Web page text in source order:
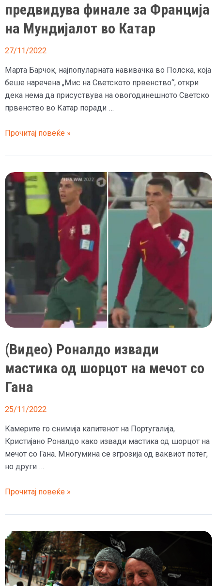
предвидува финале за Франција
на Мундијалот во Катар
27/11/2022
Марта Барчок, најпопуларната навивачка во Полска, која
беше наречена „Мис на Светското првенство“, откри
дека нема да присуствува на овогодинешното Светско
првенство во Катар поради …
Популарна
навивачка
предвидува
финале
за
Франција
Катар
Прочитај повеќе »
(Видео) Роналдо извади
мастика од шорцот на мечот со
Гана
25/11/2022
Камерите го снимија капитенот на Португалија,
Кристијано Роналдо како извади мастика од шорцот на
мечот со Гана. Многумина се згрозија од ваквиот потег,
но други …
(Видео)
извади
мастика
од
шорцот
на
мечот
Прочитај повеќе »